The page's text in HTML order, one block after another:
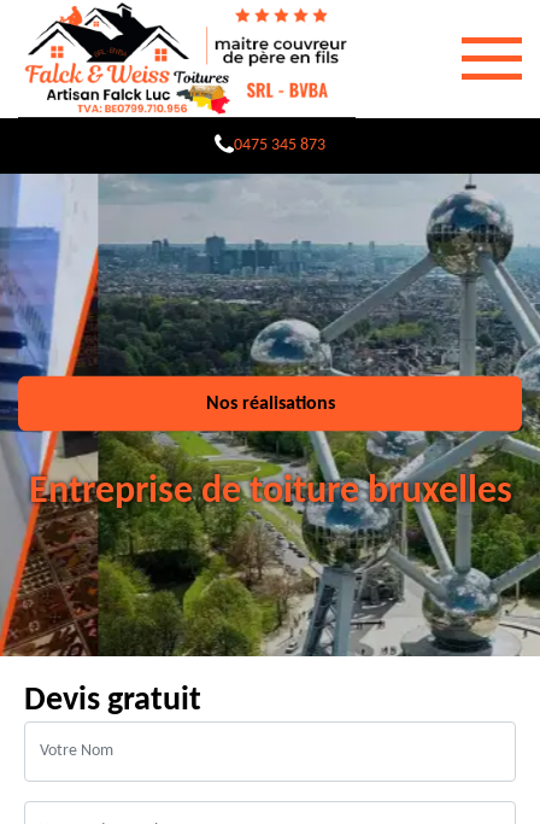
0475 345 873
Nos réalisations
Entreprise de toiture bruxelles
Devis gratuit